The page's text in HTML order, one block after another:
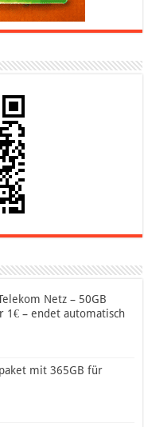
Netz – 50GB
1€ – endet automatisch
mit 365GB für